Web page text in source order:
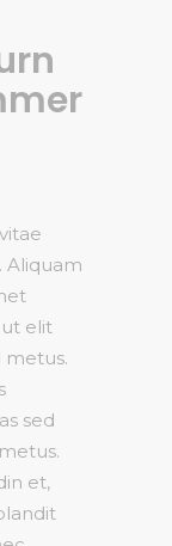
Aliquam
elit
sed
et,